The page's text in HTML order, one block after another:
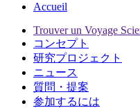
Accueil
Trouver un Voyage
コンセプト
研究プロジェクト
ニュース
質問・提案
参加するには